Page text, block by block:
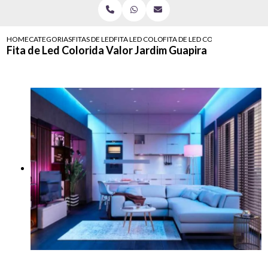
HOMECATEGORIASFITAS DE LEDFITA LED COLORIDAFITA DE LED COLORIDA VALOR
Fita de Led Colorida Valor Jardim Guapira